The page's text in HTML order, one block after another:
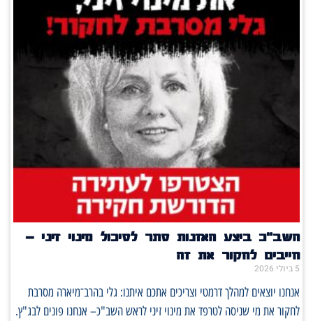
השב"כ ביצע האזנות סתר לסיכול מינוי זיני –
חייבים לחקור את זה
5 ביולי 2026
אנחנו יוצאים למהלך דרמטי וצריכים אתכם איתנו: גלי בהרב־מיארה מסרבת
לחקור את מי שניסה לטרפד את מינוי זיני לראש השב"כ– אנחנו פונים לבג"ץ.